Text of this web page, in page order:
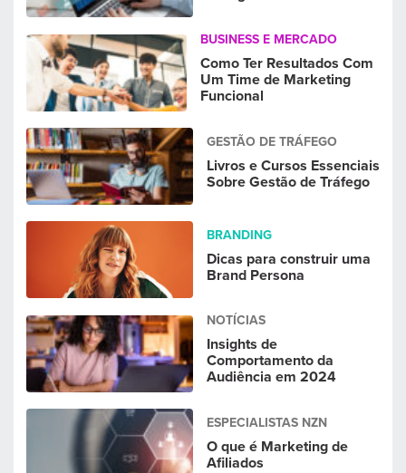
BUSINESS E MERCADO
Como Ter Resultados Com
Um Time de Marketing
Funcional
GESTÃO DE TRÁFEGO
Livros e Cursos Essenciais
Sobre Gestão de Tráfego
BRANDING
Dicas para construir uma
Brand Persona
NOTÍCIAS
Insights de
Comportamento da
Audiência em 2024
ESPECIALISTAS NZN
O que é Marketing de
Afiliados